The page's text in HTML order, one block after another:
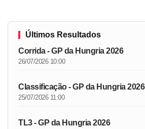
Últimos Resultados
Corrida - GP da Hungria 2026
26/07/2026 10:00
Classificação - GP da Hungria 2026
25/07/2026 11:00
TL3 - GP da Hungria 2026